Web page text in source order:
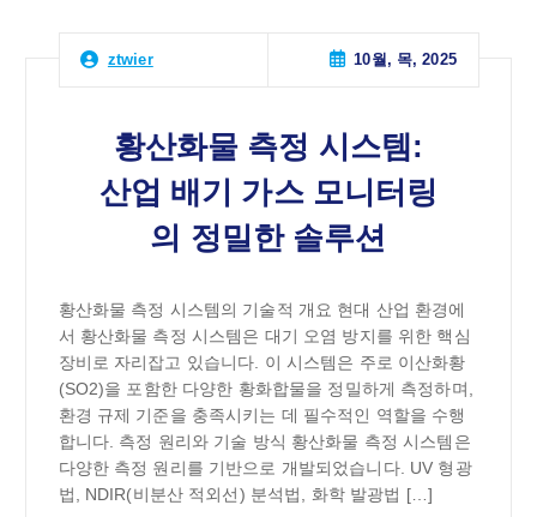
ztwier 10월, 목, 2025
황산화물 측정 시스템:
산업 배기 가스 모니터링
의 정밀한 솔루션
황산화물 측정 시스템의 기술적 개요 현대 산업 환경에
서 황산화물 측정 시스템은 대기 오염 방지를 위한 핵심
장비로 자리잡고 있습니다. 이 시스템은 주로 이산화황
(SO2)을 포함한 다양한 황화합물을 정밀하게 측정하며,
환경 규제 기준을 충족시키는 데 필수적인 역할을 수행
합니다. 측정 원리와 기술 방식 황산화물 측정 시스템은
다양한 측정 원리를 기반으로 개발되었습니다. UV 형광
법, NDIR(비분산 적외선) 분석법, 화학 발광법 […]